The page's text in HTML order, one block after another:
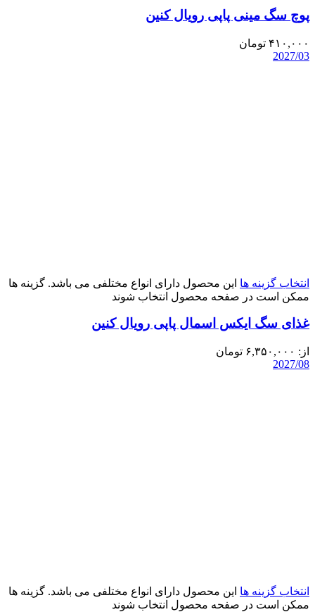
پوچ سگ مینی پاپی رویال کنین
۴۱۰,۰۰۰ تومان
2027/03
انتخاب گزینه ها این محصول دارای انواع مختلفی می باشد. گزینه ها
ممکن است در صفحه محصول انتخاب شوند
غذای سگ ایکس اسمال پاپی رویال کنین
از: ۶,۳۵۰,۰۰۰ تومان
2027/08
انتخاب گزینه ها این محصول دارای انواع مختلفی می باشد. گزینه ها
ممکن است در صفحه محصول انتخاب شوند